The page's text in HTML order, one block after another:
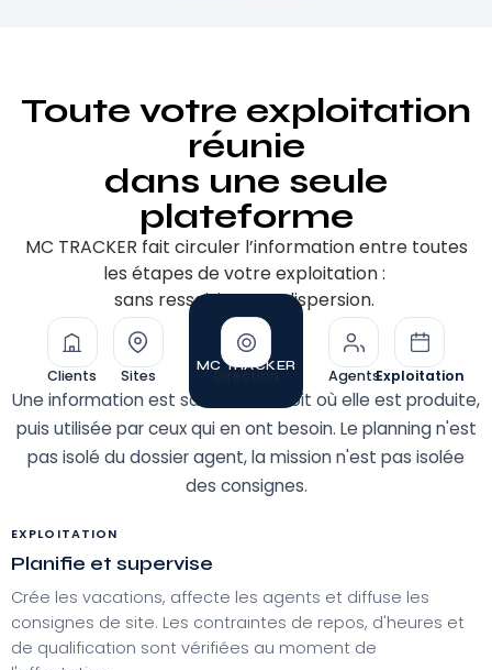
Toute votre exploitation
réunie
dans une seule
plateforme
MC TRACKER fait circuler l’information entre toutes
les étapes de votre exploitation :
sans ressaisie, sans dispersion.
MC TRACKER
Direction Exploitation
Agents
Sites
Clients
Une information est saisie à l'endroit où elle est produite,
puis utilisée par ceux qui en ont besoin. Le planning n'est
pas isolé du dossier agent, la mission n'est pas isolée
des consignes.
EXPLOITATION
Planifie et supervise
Crée les vacations, affecte les agents et diffuse les
consignes de site. Les contraintes de repos, d'heures et
de qualification sont vérifiées au moment de